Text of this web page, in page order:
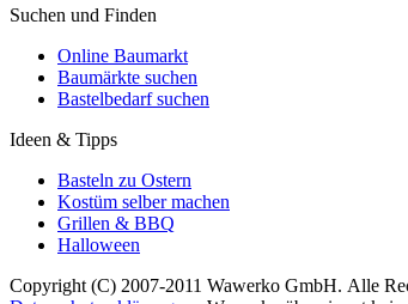
Suchen und Finden
Online Baumarkt
Baumärkte suchen
Bastelbedarf suchen
Ideen & Tipps
Basteln zu Ostern
Kostüm selber machen
Grillen & BBQ
Halloween
Copyright (C) 2007-2011 Wawerko GmbH. Alle